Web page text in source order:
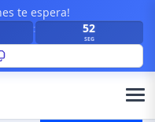
te espera!
: 52
SEG